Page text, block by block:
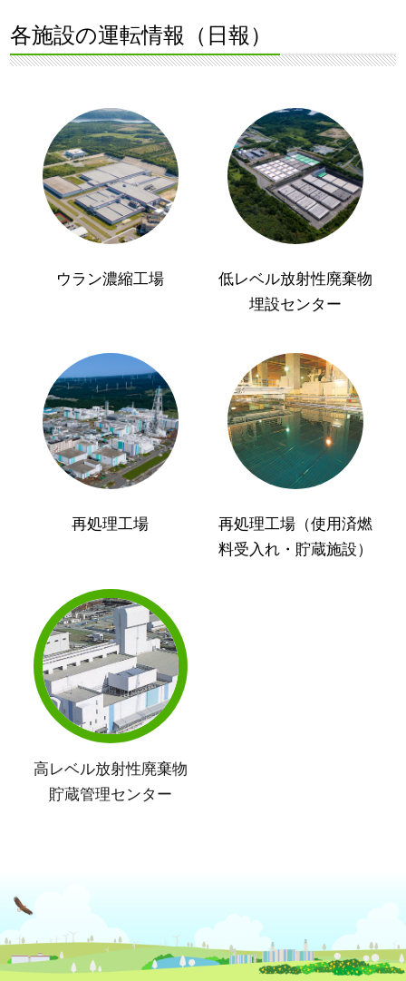
各施設の運転情報（日報）
ウラン濃縮工場
低レベル放射性廃棄物
埋設センター
再処理工場
再処理工場（使用済燃
料受入れ・貯蔵施設）
高レベル放射性廃棄物
貯蔵管理センター